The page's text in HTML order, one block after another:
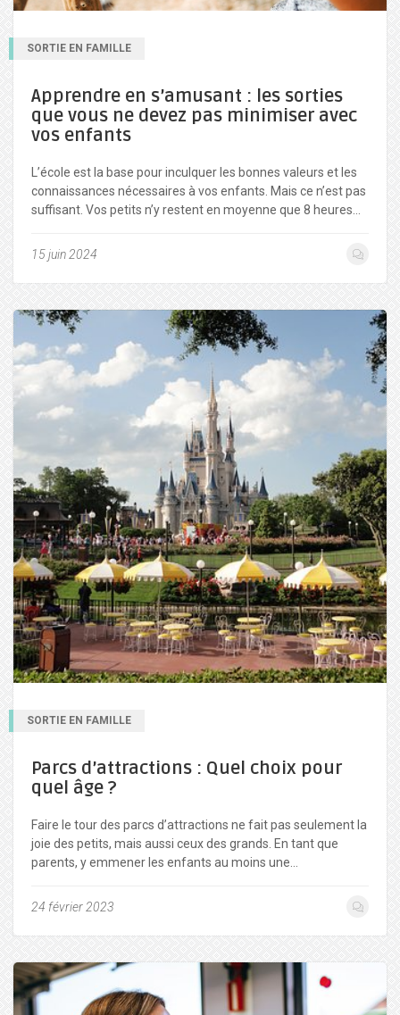
SORTIE EN FAMILLE
Apprendre en s’amusant : les sorties
que vous ne devez pas minimiser avec
vos enfants
L’école est la base pour inculquer les bonnes valeurs et les
connaissances nécessaires à vos enfants. Mais ce n’est pas
suffisant. Vos petits n’y restent en moyenne que 8 heures…
15 juin 2024
SORTIE EN FAMILLE
Parcs d’attractions : Quel choix pour
quel âge ?
Faire le tour des parcs d’attractions ne fait pas seulement la
joie des petits, mais aussi ceux des grands. En tant que
parents, y emmener les enfants au moins une…
24 février 2023